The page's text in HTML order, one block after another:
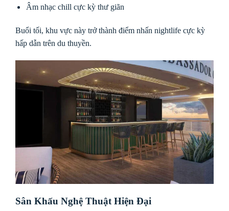
Âm nhạc chill cực kỳ thư giãn
Buổi tối, khu vực này trở thành điểm nhấn nightlife cực kỳ
hấp dẫn trên du thuyền.
Sân Khấu Nghệ Thuật Hiện Đại